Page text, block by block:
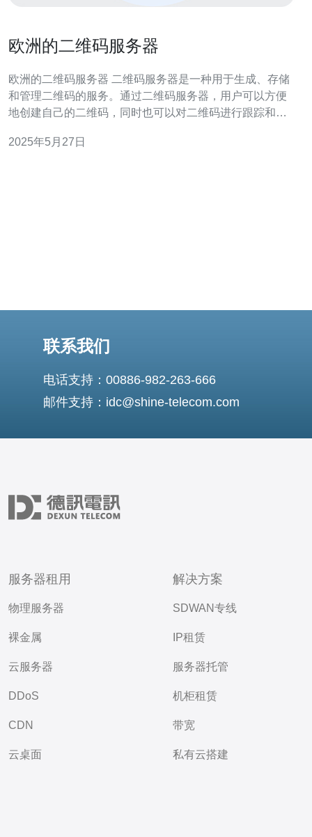
欧洲的二维码服务器
欧洲的二维码服务器 二维码服务器是一种用于生成、存储
和管理二维码的服务。通过二维码服务器，用户可以方便
地创建自己的二维码，同时也可以对二维码进行跟踪和分
特的优势。欧洲对于数据隐私有着严格的法规和标准，因
2025年5月27日
联系我们
电话支持：00886-982-263-666
邮件支持：idc@shine-telecom.com
服务器租用
物理服务器
裸金属
云服务器
DDoS
CDN
云桌面
解决方案
SDWAN专线
IP租赁
服务器托管
机柜租赁
带宽
私有云搭建